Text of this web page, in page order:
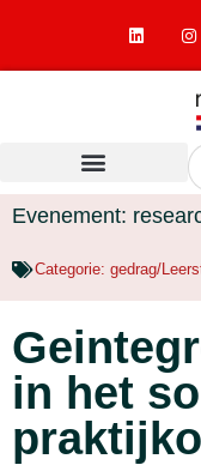
Evenement:
Categorie: gedrag/
in het